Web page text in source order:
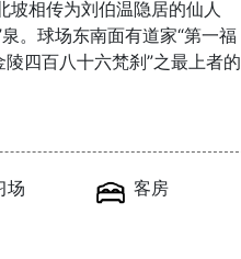
坡相传为刘伯温隐居的仙人
。球场东南面有道家“第一福
四百八十六梵刹”之最上者的
场
客房